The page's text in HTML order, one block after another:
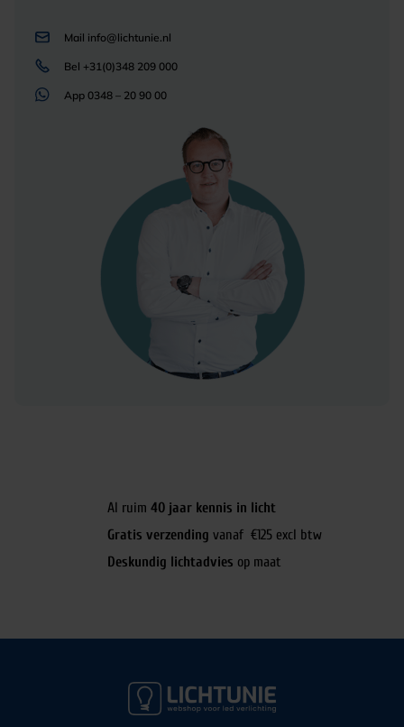
Mail info@lichtunie.nl
Bel +31(0)348 209 000
App 0348 – 20 90 00
Al ruim 40 jaar kennis in licht
Gratis verzending vanaf €125 excl btw
Deskundig lichtadvies op maat